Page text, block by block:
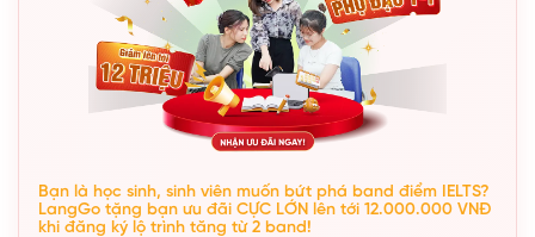
Bạn là học sinh, sinh viên muốn bứt phá band điểm IELTS?
LangGo tặng bạn ưu đãi CỰC LỚN lên tới 12.000.000 VNĐ
khi đăng ký lộ trình tăng từ 2 band!